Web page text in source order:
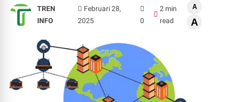
TREN
INFO
Februari 28,
2025
0
2 min
read
A
A